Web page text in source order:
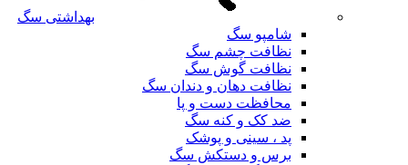
بهداشتی سگ
شامپو سگ
نظافت چشم سگ
نظافت گوش سگ
نظافت دهان و دندان سگ
محافظت دست و پا
ضد کک و کنه سگ
پد ، سینی و پوشک
برس و دستکش سگ